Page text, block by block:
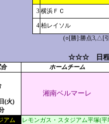
3 横浜ＦＣ
4 柏レイソル
(○[勝]:勝点3,△[
☆☆☆ 日程
ホームチーム
(火)
湘南ベルマーレ
アム
レモンガス・スタジアム平塚(平